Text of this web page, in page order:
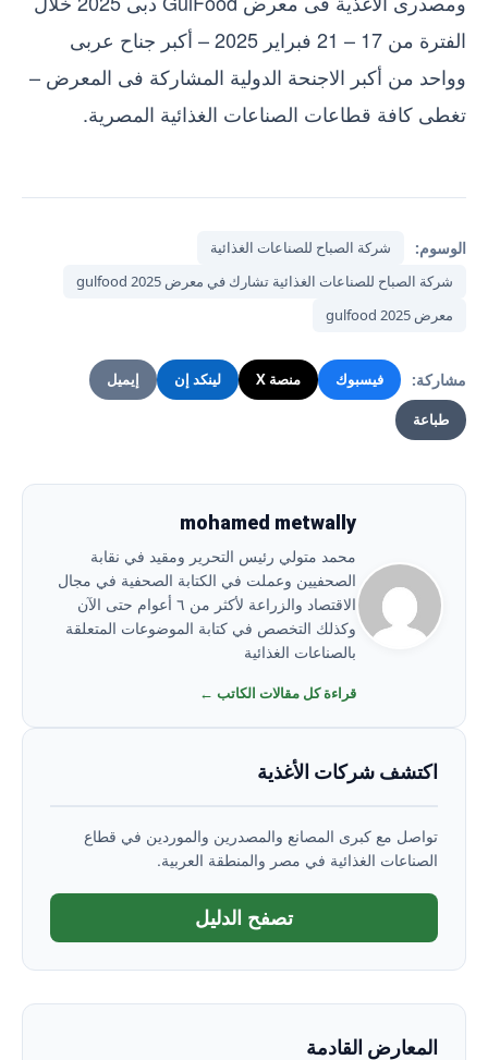
الفترة من 17 – 21 فبراير 2025 – أكبر جناح عربى
وواحد من أكبر الاجنحة الدولية المشاركة فى المعرض –
تغطى كافة قطاعات الصناعات الغذائية المصرية.
الوسوم:
شركة الصباح للصناعات الغذائية
شركة الصباح للصناعات الغذائية تشارك في معرض gulfood 2025
معرض gulfood 2025
مشاركة: فيسبوك منصة X لينكد إن إيميل
طباعة
mohamed metwally
محمد متولي رئيس التحرير ومقيد في نقابة
الصحفيين وعملت في الكتابة الصحفية في مجال
الاقتصاد والزراعة لأكثر من ٦ أعوام حتى الآن
وكذلك التخصص في كتابة الموضوعات المتعلقة
بالصناعات الغذائية
قراءة كل مقالات الكاتب ←
اكتشف شركات الأغذية
تواصل مع كبرى المصانع والمصدرين والموردين في قطاع
الصناعات الغذائية في مصر والمنطقة العربية.
تصفح الدليل
المعارض القادمة